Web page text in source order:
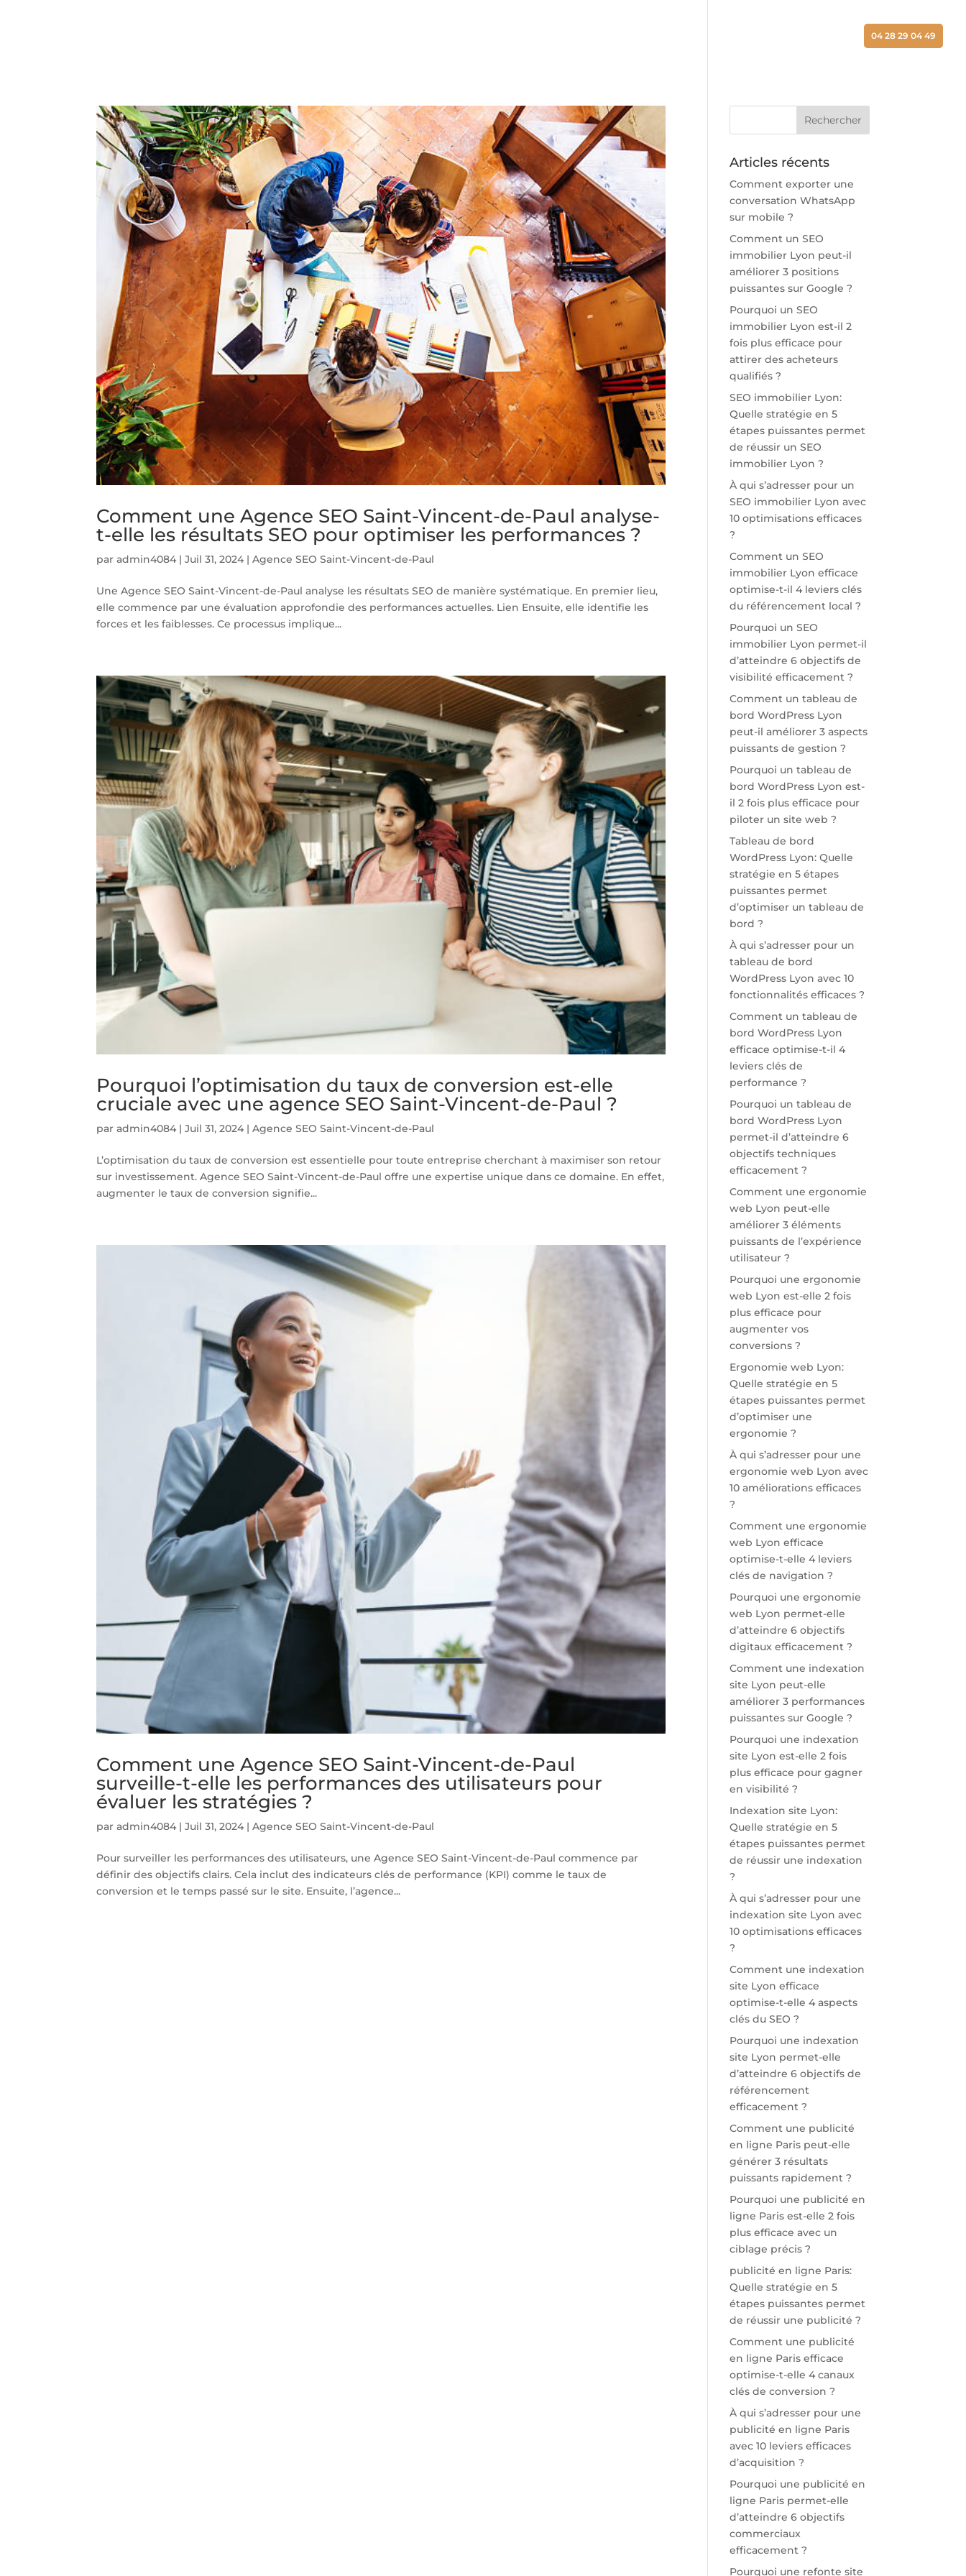
04 28 29 04 49
Comment une Agence SEO Saint-Vincent-de-Paul analyse-
t-elle les résultats SEO pour optimiser les performances ?
paradmin4084 |Juil 31, 2024 |Agence SEO Saint-Vincent-de-Paul
Une Agence SEO Saint-Vincent-de-Paul analyse les résultats SEO de manière systématique. En premier lieu,
elle commence par une évaluation approfondie des performances actuelles. Lien Ensuite, elle identifie les
forces et les faiblesses. Ce processus implique...
Pourquoi l’optimisation du taux de conversion est-elle
cruciale avec une agence SEO Saint-Vincent-de-Paul ?
paradmin4084 |Juil 31, 2024 |Agence SEO Saint-Vincent-de-Paul
L’optimisation du taux de conversion est essentielle pour toute entreprise cherchant à maximiser son retour
sur investissement. Agence SEO Saint-Vincent-de-Paul offre une expertise unique dans ce domaine. En effet,
augmenter le taux de conversion signifie...
Comment une Agence SEO Saint-Vincent-de-Paul
surveille-t-elle les performances des utilisateurs pour
évaluer les stratégies ?
paradmin4084 |Juil 31, 2024 |Agence SEO Saint-Vincent-de-Paul
Pour surveiller les performances des utilisateurs, une Agence SEO Saint-Vincent-de-Paul commence par
définir des objectifs clairs. Cela inclut des indicateurs clés de performance (KPI) comme le taux de
conversion et le temps passé sur le site. Ensuite, l’agence...
Articles récents
Comment exporter une
conversation WhatsApp
sur mobile ?
Comment un SEO
immobilier Lyon peut-il
améliorer 3 positions
puissantes sur Google ?
Pourquoi un SEO
immobilier Lyon est-il 2
fois plus efficace pour
attirer des acheteurs
qualifiés ?
SEO immobilier Lyon:
Quelle stratégie en 5
étapes puissantes permet
de réussir un SEO
immobilier Lyon ?
À qui s’adresser pour un
SEO immobilier Lyon avec
10 optimisations efficaces
?
Comment un SEO
immobilier Lyon efficace
optimise-t-il 4 leviers clés
du référencement local ?
Pourquoi un SEO
immobilier Lyon permet-il
d’atteindre 6 objectifs de
visibilité efficacement ?
Comment un tableau de
bord WordPress Lyon
peut-il améliorer 3 aspects
puissants de gestion ?
Pourquoi un tableau de
bord WordPress Lyon est-
il 2 fois plus efficace pour
piloter un site web ?
Tableau de bord
WordPress Lyon: Quelle
stratégie en 5 étapes
puissantes permet
d’optimiser un tableau de
bord ?
À qui s’adresser pour un
tableau de bord
WordPress Lyon avec 10
fonctionnalités efficaces ?
Comment un tableau de
bord WordPress Lyon
efficace optimise-t-il 4
leviers clés de
performance ?
Pourquoi un tableau de
bord WordPress Lyon
permet-il d’atteindre 6
objectifs techniques
efficacement ?
Comment une ergonomie
web Lyon peut-elle
améliorer 3 éléments
puissants de l’expérience
utilisateur ?
Pourquoi une ergonomie
web Lyon est-elle 2 fois
plus efficace pour
augmenter vos
conversions ?
Ergonomie web Lyon:
Quelle stratégie en 5
étapes puissantes permet
d’optimiser une
ergonomie ?
À qui s’adresser pour une
ergonomie web Lyon avec
10 améliorations efficaces
?
Comment une ergonomie
web Lyon efficace
optimise-t-elle 4 leviers
clés de navigation ?
Pourquoi une ergonomie
web Lyon permet-elle
d’atteindre 6 objectifs
digitaux efficacement ?
Comment une indexation
site Lyon peut-elle
améliorer 3 performances
puissantes sur Google ?
Pourquoi une indexation
site Lyon est-elle 2 fois
plus efficace pour gagner
en visibilité ?
Indexation site Lyon:
Quelle stratégie en 5
étapes puissantes permet
de réussir une indexation
?
À qui s’adresser pour une
indexation site Lyon avec
10 optimisations efficaces
?
Comment une indexation
site Lyon efficace
optimise-t-elle 4 aspects
clés du SEO ?
Pourquoi une indexation
site Lyon permet-elle
d’atteindre 6 objectifs de
référencement
efficacement ?
Comment une publicité
en ligne Paris peut-elle
générer 3 résultats
puissants rapidement ?
Pourquoi une publicité en
ligne Paris est-elle 2 fois
plus efficace avec un
ciblage précis ?
publicité en ligne Paris:
Quelle stratégie en 5
étapes puissantes permet
de réussir une publicité ?
Comment une publicité
en ligne Paris efficace
optimise-t-elle 4 canaux
clés de conversion ?
À qui s’adresser pour une
publicité en ligne Paris
avec 10 leviers efficaces
d’acquisition ?
Pourquoi une publicité en
ligne Paris permet-elle
d’atteindre 6 objectifs
commerciaux
efficacement ?
Pourquoi une refonte site